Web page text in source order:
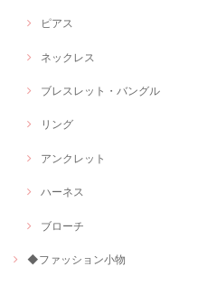
ピアス
ネックレス
ブレスレット・バングル
リング
アンクレット
ハーネス
ブローチ
◆ファッション小物